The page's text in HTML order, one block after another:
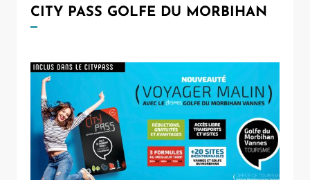
CITY PASS GOLFE DU MORBIHAN